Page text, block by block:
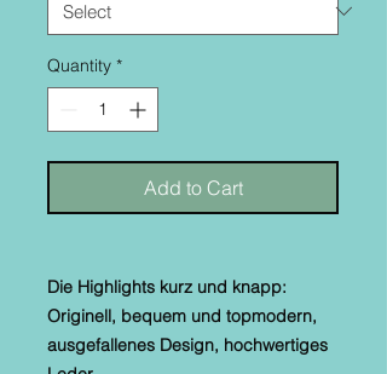
Quantity *
Add to Cart
Die Highlights kurz und knapp:
Originell, bequem und topmodern,
ausgefallenes Design, hochwertiges